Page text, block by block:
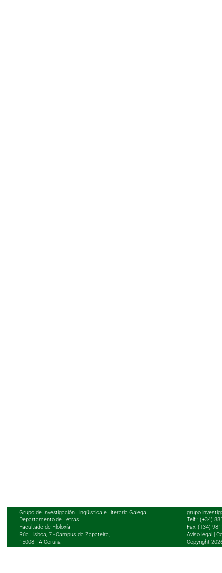
Grupo de Investigación Lingüística e Literaria Galega
Departamento de Letras.
Facultade de Filoloxía
Rúa Lisboa, 7 - Campus da Zapateira,
15008 - A Coruña
Telf.: (+34)
Fax: (+34)
Aviso legal
Copyright